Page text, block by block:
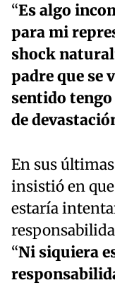
“Es algo
para mi
shock
padre que se
sentido
de
En sus
insistió en
estaría
“Ni siquiera